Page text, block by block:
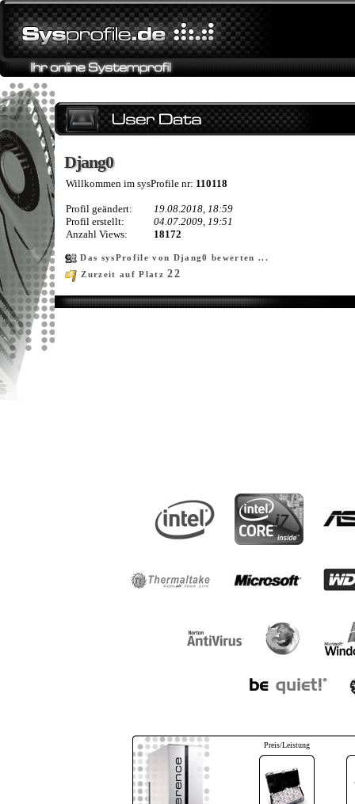
Djang0
Djang0
Willkommen im sysProfile nr: 110118
Profil geändert:
19.08.2018, 18:59
Profil erstellt:
04.07.2009, 19:51
Anzahl Views:
18172
Das sysProfile von Djang0 bewerten ...
Zurzeit auf Platz22
Preis/Leistung